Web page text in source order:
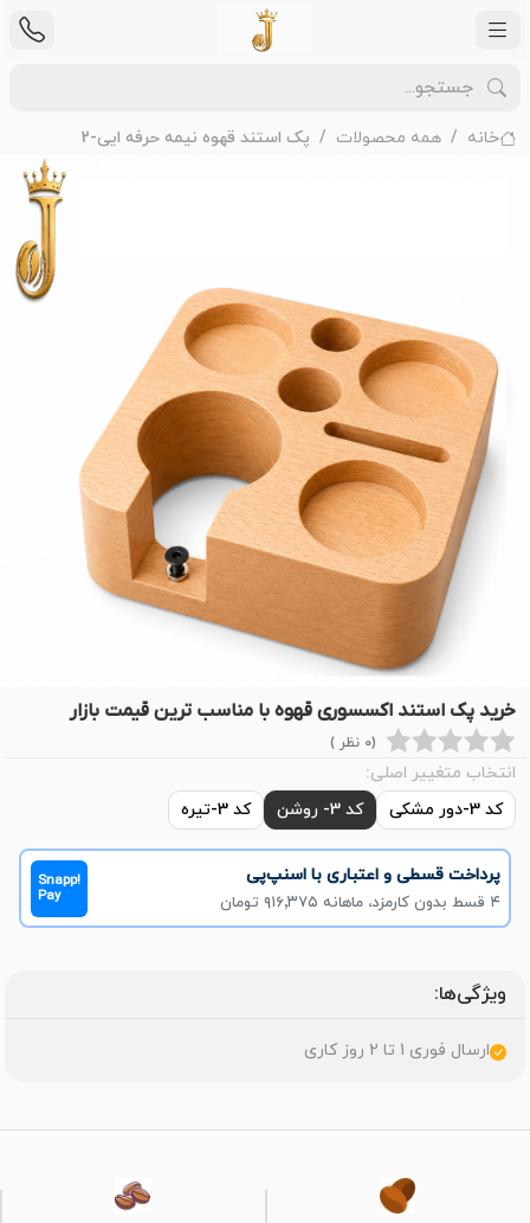
خانه همه محصولات پک استند قهوه نیمه حرفه ایی-2
خرید پک استند اکسسوری قهوه با مناسب ترین قیمت بازار
(0 نظر )
انتخاب متغییر اصلی:
کد 3-دور مشکی
کد 3- روشن کد 3-تیره
پرداخت قسطی و اعتباری با اسنپ‌پی
۴ قسط بدون کارمزد، ماهانه ۹۱۶٬۳۷۵ تومان
Snapp!
Pay
ویژگی‌ها:
ارسال فوری 1 تا 2 روز کاری